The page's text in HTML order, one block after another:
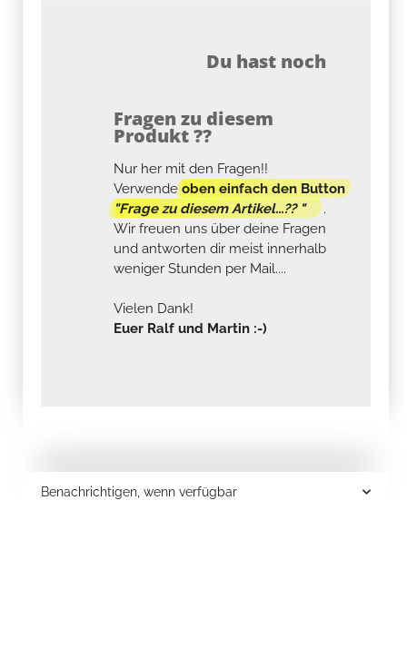
Du hast noch
Fragen zu diesem
Produkt ??
Nur her mit den Fragen!!
Verwendeoben einfach den Button
"Frage zu diesem Artikel...?? "
.
Wir freuen uns über deine Fragen
und antworten dir meist innerhalb
weniger Stunden per Mail....
Vielen Dank!
Euer Ralf und Martin :-)
Benachrichtigen, wenn verfügbar